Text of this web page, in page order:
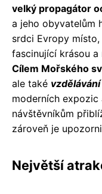
velký propagátor
a jeho obyvatelům
srdci Evropy
fascinující krásou
Cílem Mořského
ale také
moderních
návštěvníkům
zároveň je
Největší